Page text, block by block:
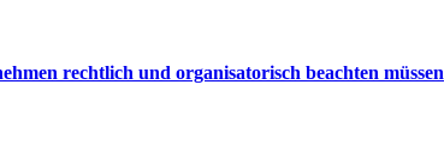
rechtlich und organisatorisch beachten müssen